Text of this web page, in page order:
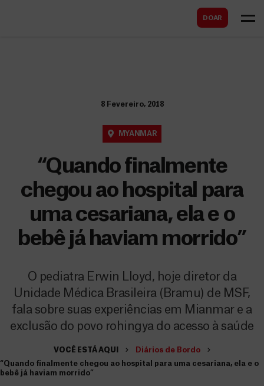
DOAR
8 Fevereiro, 2018
MYANMAR
“Quando finalmente
chegou ao hospital para
uma cesariana, ela e o
bebê já haviam morrido”
O pediatra Erwin Lloyd, hoje diretor da
Unidade Médica Brasileira (Bramu) de MSF,
fala sobre suas experiências em Mianmar e a
exclusão do povo rohingya do acesso à saúde
VOCÊ ESTÁ AQUI
Diários de Bordo
“Quando finalmente chegou ao hospital para uma cesariana, ela e o
bebê já haviam morrido”